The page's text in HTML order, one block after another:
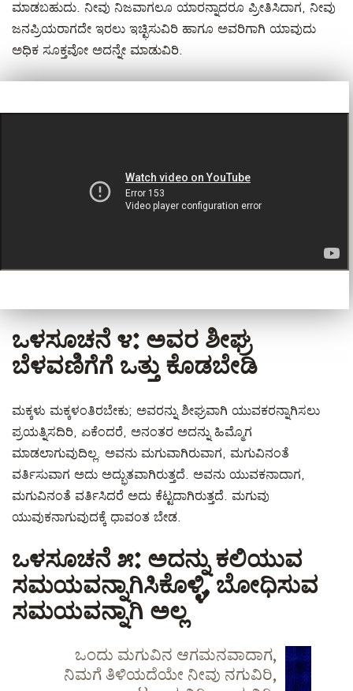
ಮಾಡಬಹುದು. ನೀವು ನಿಜವಾಗಲೂ ಯಾರನ್ನಾದರೂ ಪ್ರೀತಿಸಿದಾಗ, ನೀವು
ಜನಪ್ರಿಯರಾಗದೇ ಇರಲು ಇಚ್ಛಿಸುವಿರಿ ಹಾಗೂ ಅವರಿಗಾಗಿ ಯಾವುದು
ಅಧಿಕ ಸೂಕ್ತವೋ ಅದನ್ನೇ ಮಾಡುವಿರಿ.
ಒಳಸೂಚನೆ ೪: ಅವರ ಶೀಘ್ರ
ಬೆಳವಣಿಗೆಗೆ ಒತ್ತು ಕೊಡಬೇಡಿ
ಮಕ್ಕಳು ಮಕ್ಕಳಂತಿರಬೇಕು; ಅವರನ್ನು ಶೀಘ್ರವಾಗಿ ಯುವಕರನ್ನಾಗಿಸಲು
ಪ್ರಯತ್ನಿಸದಿರಿ, ಏಕೆಂದರೆ, ಅನಂತರ ಅದನ್ನು ಹಿಮ್ಮೊಗ
ಮಾಡಲಾಗುವುದಿಲ್ಲ. ಅವನು ಮಗುವಾಗಿರುವಾಗ, ಮಗುವಿನಂತೆ
ವರ್ತಿಸುವಾಗ ಅದು ಅದ್ಭುತವಾಗಿರುತ್ತದೆ. ಅವನು ಯುವಕನಾದಾಗ,
ಮಗುವಿನಂತೆ ವರ್ತಿಸಿದರೆ ಅದು ಕೆಟ್ಟದಾಗಿರುತ್ತದೆ. ಮಗುವು
ಯುವುಕನಾಗುವುದಕ್ಕೆ ಧಾವಂತ ಬೇಡ.
ಒಳಸೂಚನೆ ೫: ಅದನ್ನು ಕಲಿಯುವ
ಸಮಯವನ್ನಾಗಿಸಿಕೊಳ್ಳಿ, ಬೋಧಿಸುವ
ಸಮಯವನ್ನಾಗಿ ಅಲ್ಲ
ಒಂದು ಮಗುವಿನ ಆಗಮನವಾದಾಗ,
ನಿಮಗೆ ತಿಳಿಯದೆಯೇ ನೀವು ನಗುವಿರಿ,